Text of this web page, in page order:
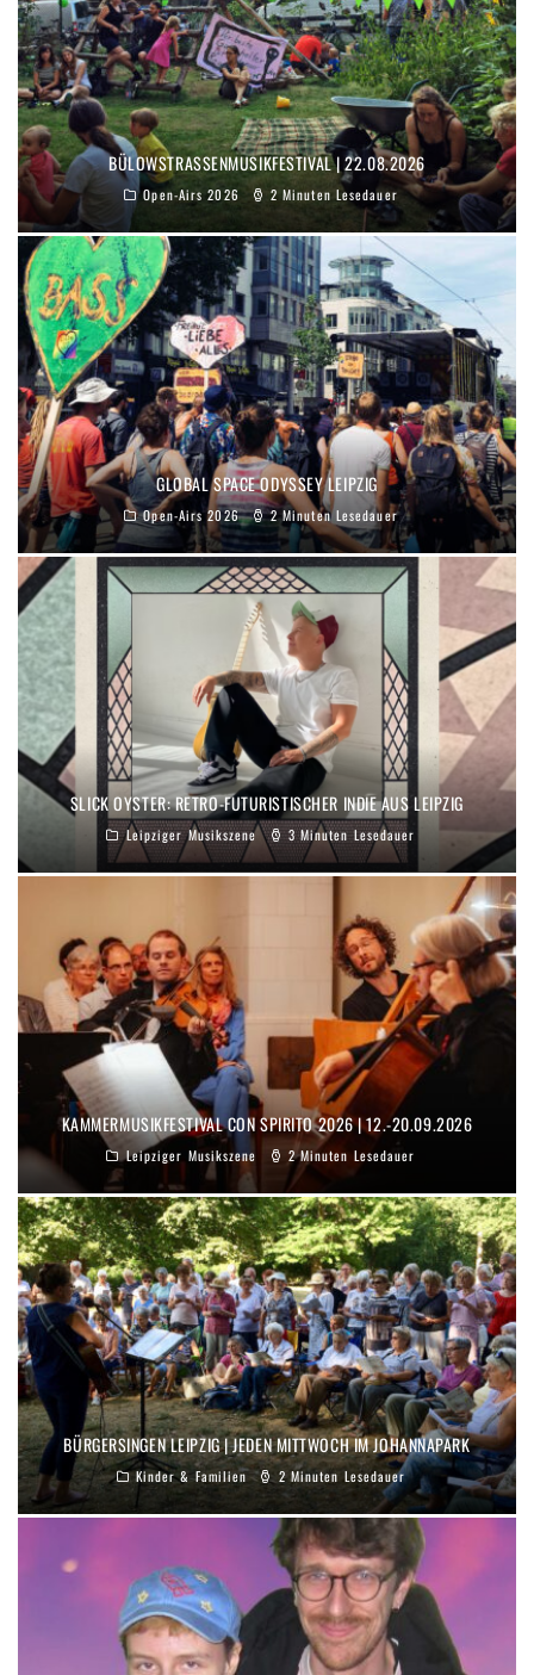
BÜLOWSTRASSENMUSIKFESTIVAL | 22.08.2026
Open-Airs 2026 2 Minuten Lesedauer
GLOBAL SPACE ODYSSEY LEIPZIG
Open-Airs 2026 2 Minuten Lesedauer
SLICK OYSTER: RETRO-FUTURISTISCHER INDIE AUS LEIPZIG
Leipziger Musikszene 3 Minuten Lesedauer
KAMMERMUSIKFESTIVAL CON SPIRITO 2026 | 12.-20.09.2026
Leipziger Musikszene 2 Minuten Lesedauer
BÜRGERSINGEN LEIPZIG | JEDEN MITTWOCH IM JOHANNAPARK
Kinder & Familien 2 Minuten Lesedauer